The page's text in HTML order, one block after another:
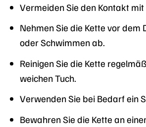
Vermeiden Sie den Kontakt mit
Nehmen Sie die Kette vor dem
oder Schwimmen ab.
Reinigen Sie die Kette
weichen Tuch.
Verwenden Sie bei Bedarf ein
Bewahren Sie die Kette an